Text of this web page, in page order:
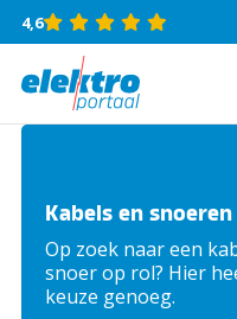
4,6
Kabels en snoeren
Op zoek naar een
snoer op rol? Hier
keuze genoeg.